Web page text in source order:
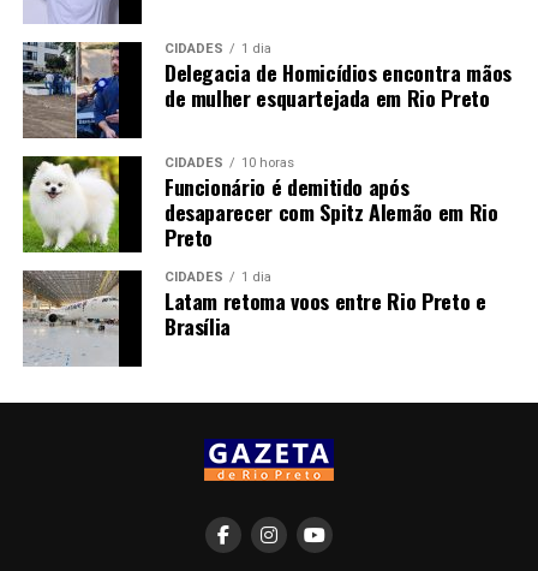
CIDADES 1 dia
Delegacia de Homicídios encontra mãos
de mulher esquartejada em Rio Preto
CIDADES 10 horas
Funcionário é demitido após
desaparecer com Spitz Alemão em Rio
Preto
CIDADES 1 dia
Latam retoma voos entre Rio Preto e
Brasília